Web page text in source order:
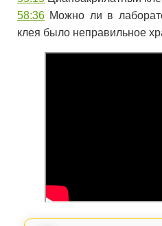
58:36 Можно ли в
клея было неправильное